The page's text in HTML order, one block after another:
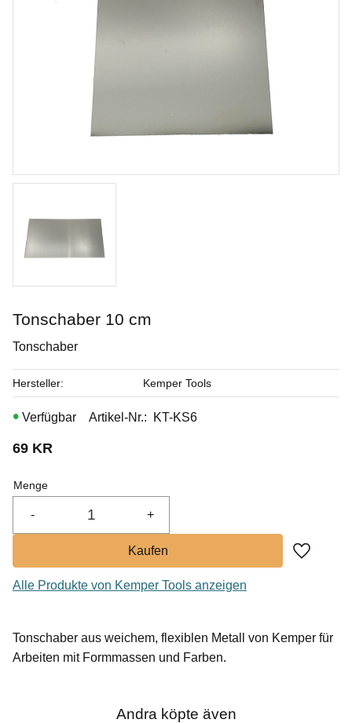
Opal Lustre
Art. nr: SW-219
Tonschaber 10 cm
Tonschaber
69 KR
Menge
+
-
Zu
Artikel-Nr. KT-KS6
Hersteller Kemper Tools
Alle Produkte von Kemper Tools anzeigen
Tonschaber aus weichem, flexiblen Metall von Kemper für
Arbeiten mit Formmassen und Farben.
Andra köpte även